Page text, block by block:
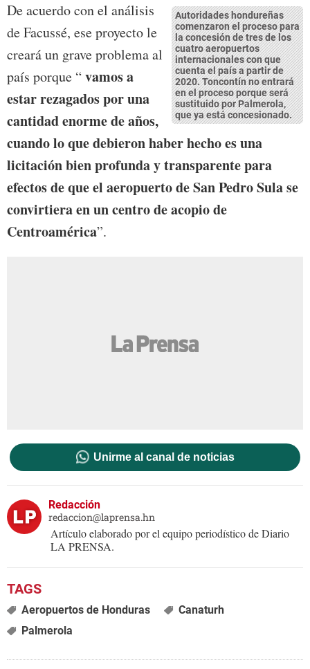
Autoridades hondureñas
comenzaron el proceso para
la concesión de tres de los
cuatro aeropuertos
internacionales con que
cuenta el país a partir de
2020. Toncontín no entrará
en el proceso porque será
sustituido por Palmerola,
que ya está concesionado.
De acuerdo con el análisis
de Facussé, ese proyecto le
creará un grave problema al
país porque “vamos a
estar rezagados por una
cantidad enorme de años,
cuando lo que debieron haber hecho es una
licitación bien profunda y transparente para
efectos de que el aeropuerto de San Pedro Sula se
convirtiera en un centro de acopio de
Centroamérica”.
Unirme al canal de noticias
Redacción
redaccion@laprensa.hn
Artículo elaborado por el equipo periodístico de Diario
LA PRENSA.
Aeropuertos de Honduras
Canaturh
Palmerola